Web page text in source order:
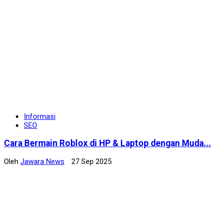
Informasi
SEO
Cara Bermain Roblox di HP & Laptop dengan Muda...
Oleh Jawara News 27 Sep 2025